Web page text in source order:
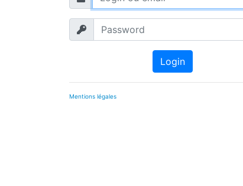
Login
Mentions légales